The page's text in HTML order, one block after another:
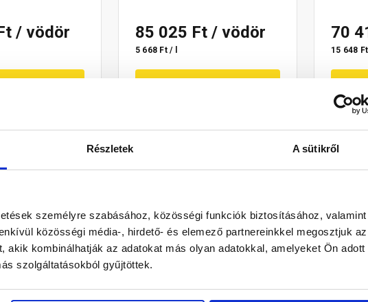
Részletek A sütikről
személyre szabásához, közösségi funkciók biztosításához, valamint
közösségi média-, hirdető- és elemező partnereinkkel megosztjuk
akik kombinálhatják az adatokat más olyan adatokkal, amelyeket Ön adott
szolgáltatásokból gyűjtöttek.
/ vödör 85 025 Ft / vödör
5 668 Ft / l
70
15 648 Ft
gazdaságosan végezhetjük el akár igen nagy homlokzati